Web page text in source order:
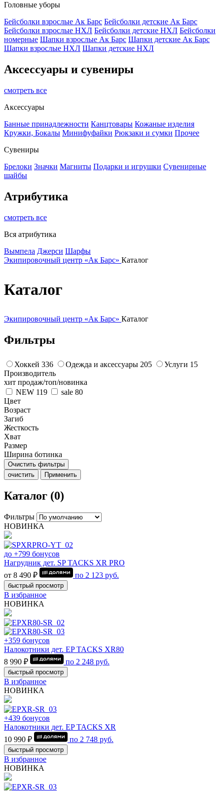
Головные уборы
Бейсболки взрослые Ак Барс Бейсболки детские Ак Барс
Бейсболки взрослые НХЛ Бейсболки детские НХЛ Бейсболки
номерные Шапки взрослые Ак Барс Шапки детские Ак Барс
Шапки взрослые НХЛ Шапки детские НХЛ
Аксессуары и сувениры
смотреть все
Аксессуары
Банные принадлежности Канцтовары Кожаные изделия
Кружки, Бокалы Минифуфайки Рюкзаки и сумки Прочее
Сувениры
Брелоки Значки Магниты Подарки и игрушки Сувенирные
шайбы
Атрибутика
смотреть все
Вся атрибутика
Вымпела Джерси Шарфы
Экипировочный центр «Ак Барс» Каталог
Каталог
Экипировочный центр «Ак Барс» Каталог
Фильтры
Хоккей 336 Одежда и аксессуары 205 Услуги 15
Производитель
хит продаж/топ/новинка
NEW 119 sale 80
Цвет
Возраст
Загиб
Жесткость
Хват
Размер
Ширина ботинка
Очистить фильтры
очистить
Применить
Каталог (0)
Фильтры
НОВИНКА
до +799 бонусов
Нагрудник дет. SP TACKS XR PRO
от 8 490 ₽
по 2 123 руб.
быстрый просмотр
В избранное
НОВИНКА
+359 бонусов
Налокотники дет. EP TACKS XR80
8 990 ₽
по 2 248 руб.
быстрый просмотр
В избранное
НОВИНКА
+439 бонусов
Налокотники дет. EP TACKS XR
10 990 ₽
по 2 748 руб.
быстрый просмотр
В избранное
НОВИНКА